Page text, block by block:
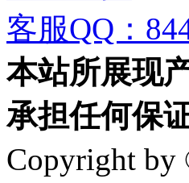
客服QQ：
本站所展现
承担任何保
Copyright